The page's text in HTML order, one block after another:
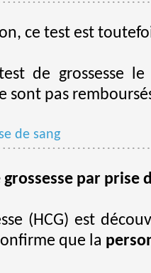
ce test est
de grossesse
sont pas
de sang
par prise
(HCG) est
que la